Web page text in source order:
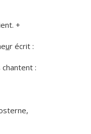
+
ur écrit :
: